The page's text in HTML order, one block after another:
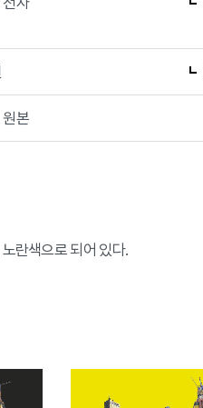
원본
란색으로 되어 있다.